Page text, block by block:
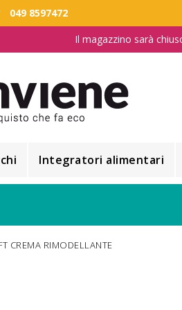
049 8597472
Il magazzino sarà
Integratori alimentari
CREMA RIMODELLANTE